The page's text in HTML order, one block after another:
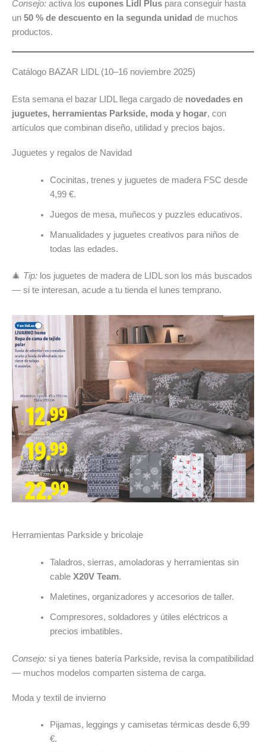
Consejo: activa los cupones Lidl Plus para conseguir hasta
un 50 % de descuento en la segunda unidad de muchos
productos.
Catálogo BAZAR LIDL (10–16 noviembre 2025)
Esta semana el bazar LIDL llega cargado de novedades en
juguetes, herramientas Parkside, moda y hogar, con
artículos que combinan diseño, utilidad y precios bajos.
Juguetes y regalos de Navidad
Cocinitas, trenes y juguetes de madera FSC desde
4,99 €.
Juegos de mesa, muñecos y puzzles educativos.
Manualidades y juguetes creativos para niños de
todas las edades.
🎄 Tip: los juguetes de madera de LIDL son los más buscados
— si te interesan, acude a tu tienda el lunes temprano.
Herramientas Parkside y bricolaje
Taladros, sierras, amoladoras y herramientas sin
cable X20V Team.
Maletines, organizadores y accesorios de taller.
Compresores, soldadores y útiles eléctricos a
precios imbatibles.
Consejo: si ya tienes batería Parkside, revisa la compatibilidad
— muchos modelos comparten sistema de carga.
Moda y textil de invierno
Pijamas, leggings y camisetas térmicas desde 6,99
€.